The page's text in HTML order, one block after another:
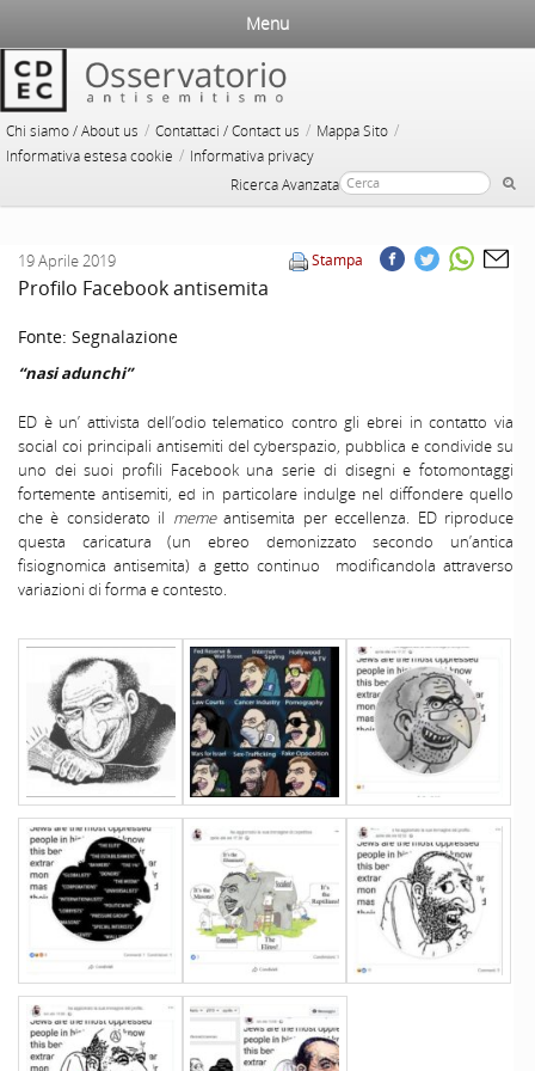
Chi siamo / About us / Contattaci / Contact us / Mappa Sito /
Informativa estesa cookie / Informativa privacy
Ricerca Avanzata
Menu
Stampa
19 Aprile 2019
Profilo Facebook antisemita
Fonte: Segnalazione
“nasi adunchi”
ED è un’ attivista dell’odio telematico contro gli ebrei in contatto via
social coi principali antisemiti del cyberspazio, pubblica e condivide su
uno dei suoi profili Facebook una serie di disegni e fotomontaggi
fortemente antisemiti, ed in particolare indulge nel diffondere quello
che è considerato il memeantisemita per eccellenza. ED riproduce
questa caricatura (un ebreo demonizzato secondo un’antica
fisiognomica antisemita) a getto continuo modificandola attraverso
variazioni di forma e contesto.